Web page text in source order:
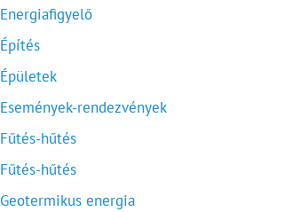
Energiafigyelő
Építés
Épületek
Események-rendezvények
Fűtés-hűtés
Fűtés-hűtés
Geotermikus energia